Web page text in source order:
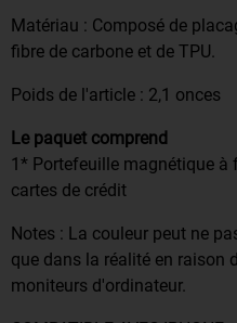
Matériau : Composé de
fibre de carbone et de TPU.
Poids de l'article : 2,1 onces
Le paquet comprend
1* Portefeuille magnétique à
cartes de crédit
Notes : La couleur peut ne
que dans la réalité en raison
moniteurs d'ordinateur.